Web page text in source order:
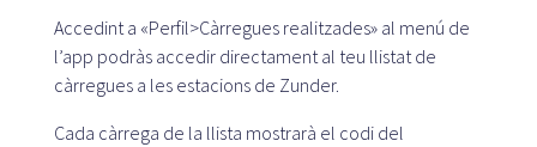
Partners
Grans comptes
Accedint a «Perfil>Càrregues realitzades» al menú de
l’app podràs accedir directament al teu llistat de
càrregues a les estacions de Zunder.
Cada càrrega de la llista mostrarà el codi del